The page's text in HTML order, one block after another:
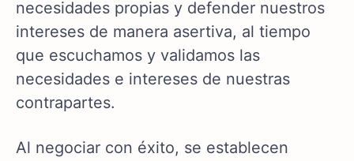
necesidades propias y defender nuestros
intereses de manera asertiva, al tiempo
que escuchamos y validamos las
necesidades e intereses de nuestras
contrapartes.
Al negociar con éxito, se establecen